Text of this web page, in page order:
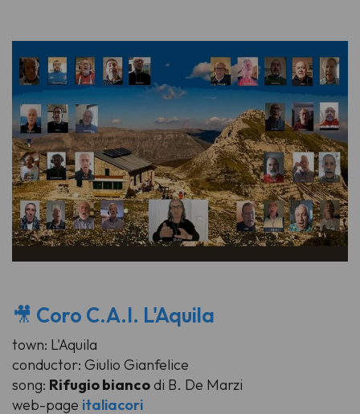
🎥 Coro C.A.I. L'Aquila
town: L'Aquila
conductor: Giulio Gianfelice
song: Rifugio biancodi B. De Marzi
web-page italiacori